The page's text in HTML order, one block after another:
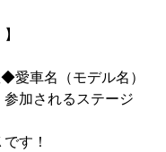
車名（モデル名）
加されるステージ
す！